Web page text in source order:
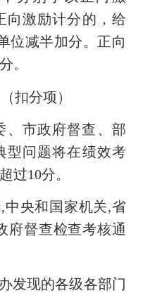
向激励计分的， 给
位减半加分。正向
。
扣分项）
、市政府督查、部
型问题将在绩效考
过10分。
中央和国家机关,省
府督查检查考核通
发现的各级各部门